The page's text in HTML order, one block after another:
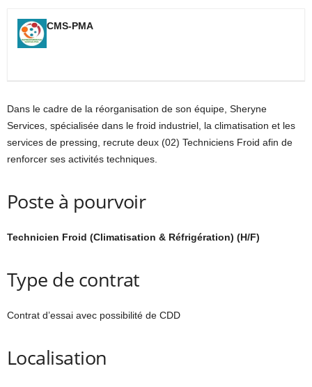
CMS-PMA
Dans le cadre de la réorganisation de son équipe, Sheryne
Services, spécialisée dans le froid industriel, la climatisation et les
services de pressing, recrute deux (02) Techniciens Froid afin de
renforcer ses activités techniques.
Poste à pourvoir
Technicien Froid (Climatisation & Réfrigération) (H/F)
Type de contrat
Contrat d’essai avec possibilité de CDD
Localisation